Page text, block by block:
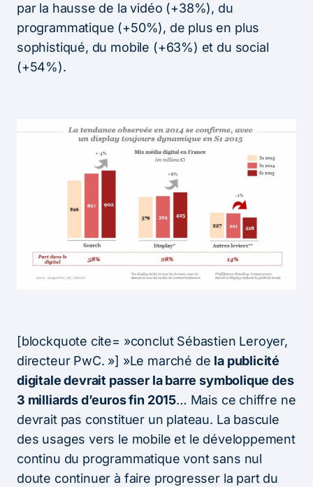
par la hausse de la vidéo (+38%), du
programmatique (+50%), de plus en plus
sophistiqué, du mobile (+63%) et du social
(+54%).
[blockquote cite= »conclut Sébastien Leroyer,
directeur PwC. »] »Le marché de la publicité
digitale devrait passer la barre symbolique des
3 milliards d’euros fin 2015… Mais ce chiffre ne
devrait pas constituer un plateau. La bascule
des usages vers le mobile et le développement
continu du programmatique vont sans nul
doute continuer à faire progresser la part du